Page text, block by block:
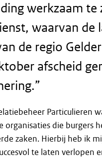
werkzaam te
waarvan de
de regio
afscheid
Particulieren
die burgers
zaken. Hierbij heb ik
te laten verlopen